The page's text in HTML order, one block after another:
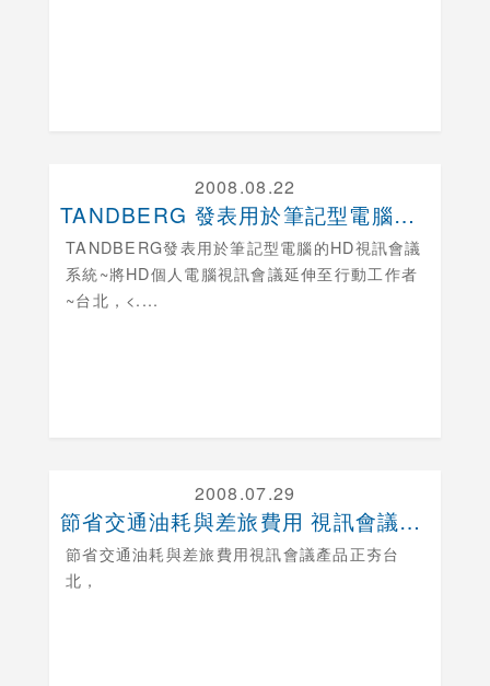
2008.08.22
TANDBERG 發表用於筆記型電腦的HD 視訊會....
TANDBERG發表用於筆記型電腦的HD視訊會議
系統~將HD個人電腦視訊會議延伸至行動工作者
~台北，<....
2008.07.29
節省交通油耗與差旅費用 視訊會議產品正夯
節省交通油耗與差旅費用視訊會議產品正夯台
北，